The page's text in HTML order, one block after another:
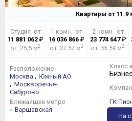
Квартиры от 11.9
Студия от
11 881 062₽
от 25,5 м2
1 комн. от
16 036 866 ₽
от 37.57 м2
2 комн. от
23 774 647₽
от 56.59 м2
Расположение
Москва , Южный АО
, Москворечье-
Сабурово
Ближайшее метро
Варшавская
Класс
ГК
На